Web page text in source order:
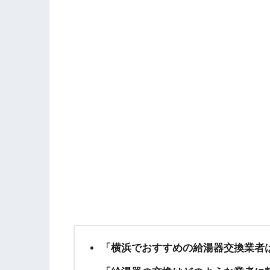
「横浜でおすすめの給湯器交換業者